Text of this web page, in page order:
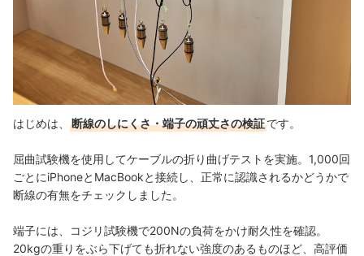
はじめは、 断線のしにくさ・端子の頑丈さの検証です。
屈曲試験機を使用してケーブルの折り曲げテストを実施。1,000回
ごとにiPhoneとMacBookと接続し、正常に認識されるかどうかで
断線の有無をチェックしました。
端子には、コジリ試験機で200Nの負荷をかけ耐久性を確認。
20kgの重りをぶら下げても折れない強度のあるものほど、高評価